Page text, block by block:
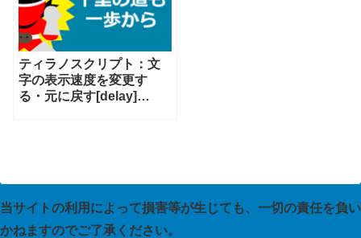
ティラノスクリプト：文
字の表示速度を変更す
る・元に戻す[delay]
当サイトの利用によって損害等が生じても、一切の責任を負い
かねますのでご了承ください。